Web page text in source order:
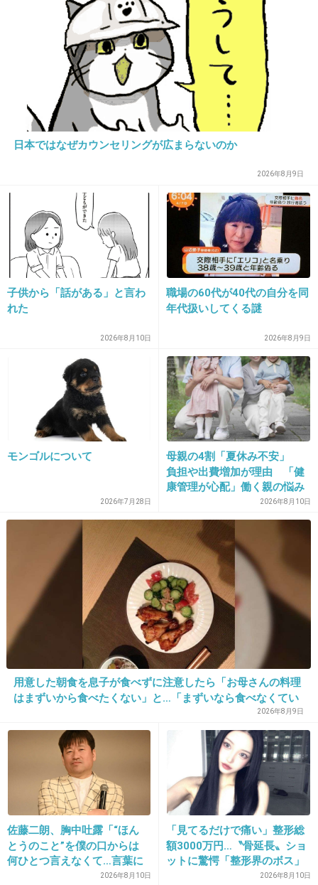
何様だよｗｗｗ
+23
22. 匿名 2013/03/21(木) 10:28:30
色々な疑惑のある人物を何故呼んだ（苦笑）
-2
23. 匿名2013/03/21(木) 10:28:43
真実を伝える事が先じゃないの？
+18
2013/03/21(木) 10:28:54
税金納めなよ！大人でしょ!
+16 -2
+24
2013/03/21(木) 10:29:13
ガクト呼ぶって誰得ｗ
+12
こんな黒い噂ある人、普通呼ばないよね
-4
子供達に悪影響なければいいけど…
日本ではなぜカウンセリングが広まらないのか
2026年8月9日
子供から「話がある」と言わ
れた
2026年8月10日
職場の60代が40代の自分を同
年代扱いしてくる謎
2026年8月9日
モンゴルについて
2026年7月28日
母親の4割「夏休み不安」
負担や出費増加が理由 「健
康管理が心配」働く親の悩み
2026年8月10日
用意した朝食を息子が食べずに注意したら「お母さんの料理
はまずいから食べたくない」と…「まずいなら食べなくてい
い。今後は自分で食事を用意しなさい。お金は渡す」と言っ
た話が議論に
2026年8月9日
佐藤二朗、胸中吐露「“ほん
とうのこと”を僕の口からは
何ひとつ言えなくて…言葉に
2026年8月10日
「見てるだけで痛い」整形総
額3000万円…〝骨延長〟ショ
ットに驚愕「整形界のボス」
「そこまでする…？」元キャ
2026年8月10日